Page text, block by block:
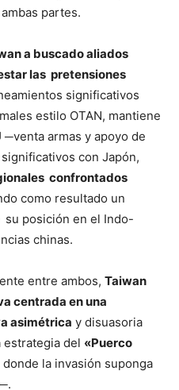
partes.
a buscado aliados
las pretensiones
significativos
estilo OTAN, mantiene
armas y apoyo de
con Japón,
confrontados
como resultado un
posición en el Indo-
chinas.
entre ambos, Taiwan
centrada en una
asimétrica y disuasoria
estrategia del «Puerco
la invasión suponga